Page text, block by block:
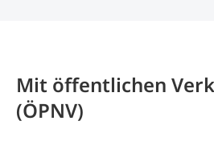
Mit öffentlichen
(ÖPNV)